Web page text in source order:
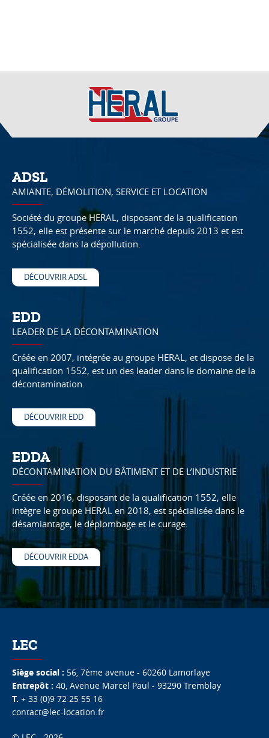
ADSL
AMIANTE, DÉMOLITION, SERVICE ET LOCATION
Société du groupe HERAL, disposant de la qualification
1552, elle est présente sur le marché depuis 2013 et est
spécialisée dans la dépollution.
DÉCOUVRIR ADSL
EDD
LEADER DE LA DÉCONTAMINATION
Créée en 2007, intégrée au groupe HERAL, et dispose de la
qualification 1552, est un des leader dans le domaine de la
décontamination.
DÉCOUVRIR EDD
EDDA
DÉCONTAMINATION DU BÂTIMENT ET DE L’INDUSTRIE
Créée en 2016, disposant de la qualification 1552, elle
intègre le groupe HERAL en 2018, est spécialisée dans le
désamiantage, le déplombage et le curage.
DÉCOUVRIR EDDA
LEC
Siège social : 56, 7ème avenue - 60260 Lamorlaye
Entrepôt : 40, Avenue Marcel Paul - 93290 Tremblay
T. + 33 (0)9 72 25 55 16
contact@lec-location.fr